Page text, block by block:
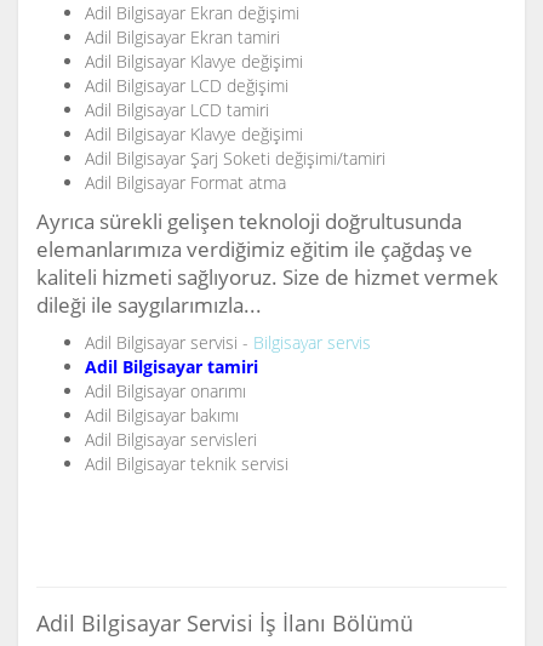
Adil Bilgisayar Ekran değişimi
Adil Bilgisayar Ekran tamiri
Adil Bilgisayar Klavye değişimi
Adil Bilgisayar LCD değişimi
Adil Bilgisayar LCD tamiri
Adil Bilgisayar Klavye değişimi
Adil Bilgisayar Şarj Soketi değişimi/tamiri
Adil Bilgisayar Format atma
Ayrıca sürekli gelişen teknoloji doğrultusunda
elemanlarımıza verdiğimiz eğitim ile çağdaş ve
kaliteli hizmeti sağlıyoruz. Size de hizmet vermek
dileği ile saygılarımızla...
Adil Bilgisayar servisi - Bilgisayar servis
Adil Bilgisayar tamiri
Adil Bilgisayar onarımı
Adil Bilgisayar bakımı
Adil Bilgisayar servisleri
Adil Bilgisayar teknik servisi
Adil Bilgisayar Servisi İş İlanı Bölümü